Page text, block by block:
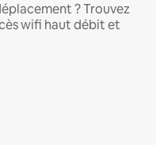
? Trouvez
wifi haut débit et